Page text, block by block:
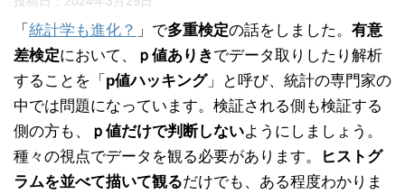
「 統計学も進化？ 」で多重検定の話をしました。 有意
差検定において、 ｐ値ありき でデータ取りしたり解析
することを「 p値ハッキング」と呼び、統計の専門家の
中では問題になっています。検証される側も検証する
側の方も、
ｐ値だけで判断しないようにしましょう。
種々の視点でデータを観る必要があります。
ヒストグ
ラムを並べて描いて観るだけでも、ある程度わかりま